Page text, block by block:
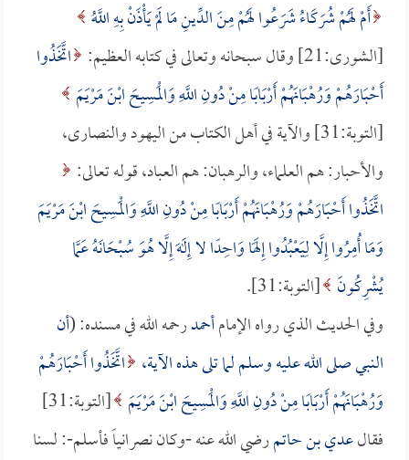
أَمْ لَهُمْ شُرَكَاءُ شَرَعُوا لَهُمْ مِنَ الدِّينِ مَا لَمْ يَأْذَنْ بِهِ اللَّهُ
[الشورى:21] وقال سبحانه وتعالى في كتابه العظيم:
اتَّخَذُوا
أَحْبَارَهُمْ وَرُهْبَانَهُمْ أَرْبَابًا مِنْ دُونِ اللَّهِ وَالْمَسِيحَ ابْنَ مَرْيَمَ
[التوبة:31] والآية في أهل الكتاب من اليهود والنصارى،
والأحبار: هم العلماء، والرهبان: هم العباد، قوله تعالى:
اتَّخَذُوا أَحْبَارَهُمْ وَرُهْبَانَهُمْ أَرْبَابًا مِنْ دُونِ اللَّهِ وَالْمَسِيحَ ابْنَ مَرْيَمَ
وَمَا أُمِرُوا إِلَّا لِيَعْبُدُوا إِلَهًا وَاحِدًا لا إِلَهَ إِلَّا هُوَ سُبْحَانَهُ عَمَّا
يُشْرِكُونَ [التوبة:31].
وفي الحديث الذي رواه الإمامأحمدرحمه الله في مسنده: (أن
النبي صلى الله عليه وسلم لما تلى هذه الآية، اتَّخَذُوا أَحْبَارَهُمْ
وَرُهْبَانَهُمْ أَرْبَابًا مِنْ دُونِ اللَّهِ وَالْمَسِيحَ ابْنَ مَرْيَمَ
[التوبة:31]
فقالعدي بن حاتمرضي الله عنه -وكان نصرانياً فأسلم-: لسنا